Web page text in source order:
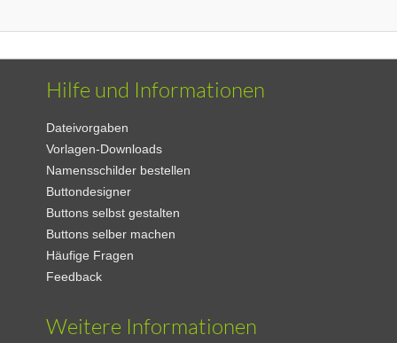
Hilfe und Informationen
Dateivorgaben
Vorlagen-Downloads
Namensschilder bestellen
Buttondesigner
Buttons selbst gestalten
Buttons selber machen
Häufige Fragen
Feedback
Weitere Informationen